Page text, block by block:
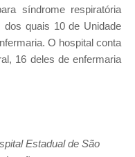
síndrome respiratória
dos quais 10 de Unidade
O hospital conta
16 deles de enfermaria
Estadual de São